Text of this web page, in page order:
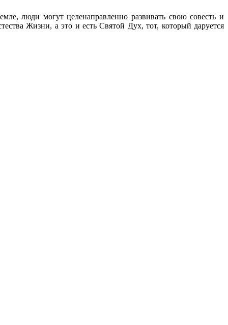
люди могут целенаправленно развивать свою совесть и
Жизни, а это и есть Святой Дух, тот, который даруется